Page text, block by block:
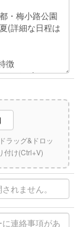
ラッグ&ドロッ
付け(Ctrl+V)